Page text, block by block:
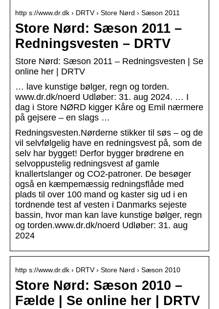
http s://www.dr.dk › DRTV › Store Nørd › Sæson 2011
Store Nørd: Sæson 2011 –
Redningsvesten – DRTV
Store Nørd: Sæson 2011 – Redningsvesten | Se
online her | DRTV
… lave kunstige bølger, regn og torden.
www.dr.dk/noerd Udløber: 31. aug 2024. … I
dag i Store NØRD kigger Kåre og Emil nærmere
på gejsere – en slags …
Redningsvesten.Nørderne stikker til søs – og de
vil selvfølgelig have en redningsvest på, som de
selv har bygget! Derfor bygger brødrene en
selvoppustelig redningsvest af gamle
knallertslanger og CO2-patroner. De besøger
også en kæmpemæssig redningsflåde med
plads til over 100 mand og kaster sig ud i en
tordnende test af vesten i Danmarks sejeste
bassin, hvor man kan lave kunstige bølger, regn
og torden.www.dr.dk/noerd Udløber: 31. aug
2024
http s://www.dr.dk › DRTV › Store Nørd › Sæson 2010
Store Nørd: Sæson 2010 –
Fælde | Se online her | DRTV